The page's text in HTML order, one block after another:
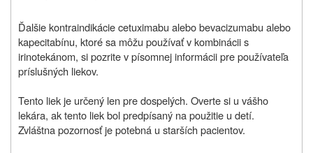
Ďalšie kontraindikácie cetuximabu alebo bevacizumabu alebo
kapecitabínu, ktoré sa môžu používať v kombinácii s
irinotekánom, si pozrite v písomnej informácii pre používateľa
príslušných liekov.
Tento liek je určený len pre dospelých. Overte si u vášho
lekára, ak tento liek bol predpísaný na použitie u detí.
Zvláštna pozornosť je potebná u starších pacientov.